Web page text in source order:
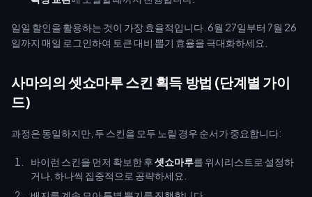
일일 할인을 활용하는 것이 가장 효율적입니다. 6월 27일부터 7월 26
일까지 매일 로그인하여 토큰 대비 뽑기 효율을 극대화하세요.
사마의의 셋쇼마루 스킨 획득 방법 (단계별 가이
드)
과정은 동일하지만, 두 스킨을 모두 노릴 경우 순서가 중요합니다:
바이런 스킨을 먼저 확보한 후셋쇼마루를 위시리스트로 설정하
거나, 하나씩 집중적으로 공략하세요.